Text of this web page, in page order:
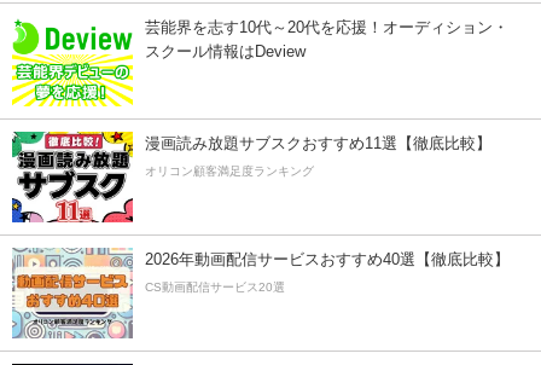
芸能界を志す10代～20代を応援！オーディション・
スクール情報はDeview
漫画読み放題サブスクおすすめ11選【徹底比較】
オリコン顧客満足度ランキング
2026年動画配信サービスおすすめ40選【徹底比較】
CS動画配信サービス20選